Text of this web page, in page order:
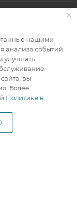
В КОРЗИНУ
"Город
павильон
нашими
анализа событий
улучшать
вы
Более
Политике в